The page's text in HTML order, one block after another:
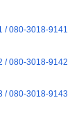
/ 080-3018-9141
/ 080-3018-9142
/ 080-3018-9143